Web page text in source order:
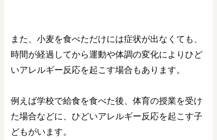
また、小麦を食べただけには症状が出なくても、
時間が経過してから運動や体調の変化によりひど
いアレルギー反応を起こす場合もあります。
例えば学校で給食を食べた後、体育の授業を受け
た場合などに、ひどいアレルギー反応を起こす子
どもがいます。